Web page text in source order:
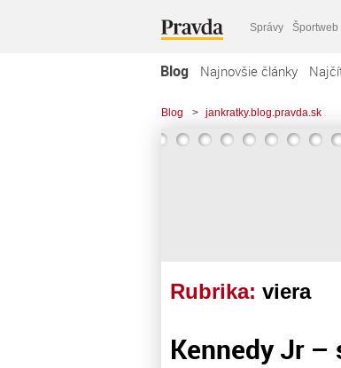
Správy Športweb
Blog Najnovšie články
Blog > jankratky.blog.pravda.sk
Rubrika: viera
Kennedy Jr –